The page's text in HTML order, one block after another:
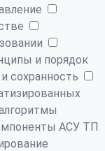
и порядок
сохранность
АСУ ТП